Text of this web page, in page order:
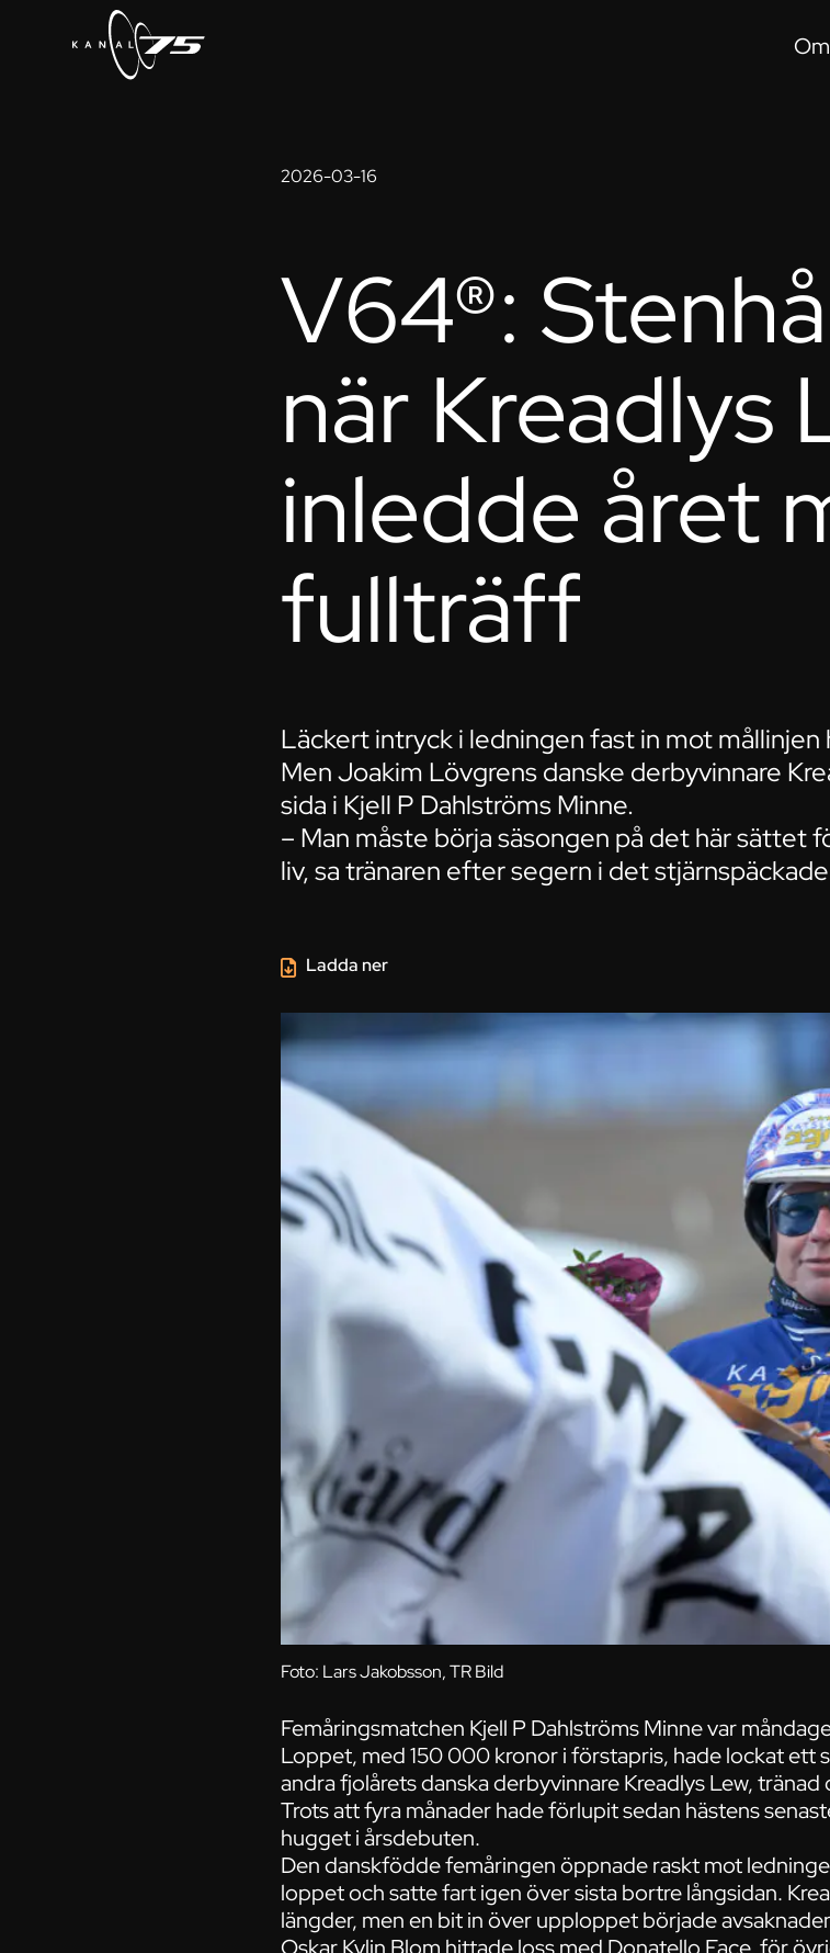
2026-03-16
Foto: Lars Jakobsson, TR Bild
V64®:
när Kreadlys
inledde året
fullträff
Läckert intryck i ledningen fast in mot
Men Joakim Lövgrens danske derbyvinnare
sida i Kjell P Dahlströms Minne.
– Man måste börja säsongen på det här sättet
liv, sa tränaren efter segern i det
Femåringsmatchen Kjell P Dahlströms Minne var
Loppet, med 150 000 kronor i förstapris, hade lockat ett
andra fjolårets danska derbyvinnare Kreadlys Lew,
Trots att fyra månader hade förlupit sedan hästens
hugget i årsdebuten.
Den danskfödde femåringen öppnade raskt mot
loppet och satte fart igen över sista bortre långsidan.
längder, men en bit in över upploppet började
Ladda ner